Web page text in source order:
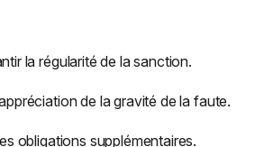
la régularité de la sanction.
de la gravité de la faute.
obligations supplémentaires.